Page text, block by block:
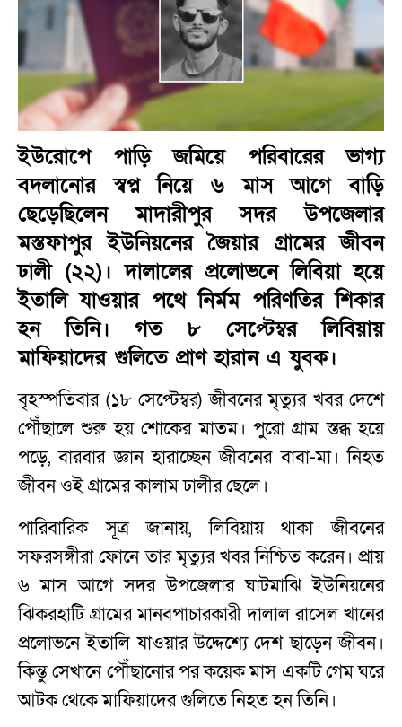
ইউরোপে পাড়ি জমিয়ে পরিবারের ভাগ্য
বদলানোর স্বপ্ন নিয়ে ৬ মাস আগে বাড়ি
ছেড়েছিলেন মাদারীপুর সদর উপজেলার
মস্তফাপুর ইউনিয়নের জৈয়ার গ্রামের জীবন
ঢালী (২২)। দালালের প্রলোভনে লিবিয়া হয়ে
ইতালি যাওয়ার পথে নির্মম পরিণতির শিকার
হন তিনি। গত ৮ সেপ্টেম্বর লিবিয়ায়
মাফিয়াদের গুলিতে প্রাণ হারান এ যুবক।
বৃহস্পতিবার (১৮ সেপ্টেম্বর) জীবনের মৃত্যুর খবর দেশে
পৌঁছালে শুরু হয় শোকের মাতম। পুরো গ্রাম স্তব্ধ হয়ে
পড়ে, বারবার জ্ঞান হারাচ্ছেন জীবনের বাবা-মা। নিহত
জীবন ওই গ্রামের কালাম ঢালীর ছেলে।
পারিবারিক সূত্র জানায়, লিবিয়ায় থাকা জীবনের
সফরসঙ্গীরা ফোনে তার মৃত্যুর খবর নিশ্চিত করেন। প্রায়
৬ মাস আগে সদর উপজেলার ঘাটমাঝি ইউনিয়নের
ঝিকরহাটি গ্রামের মানবপাচারকারী দালাল রাসেল খানের
প্রলোভনে ইতালি যাওয়ার উদ্দেশ্যে দেশ ছাড়েন জীবন।
কিন্তু সেখানে পৌঁছানোর পর কয়েক মাস একটি গেম ঘরে
আটক থেকে মাফিয়াদের গুলিতে নিহত হন তিনি।